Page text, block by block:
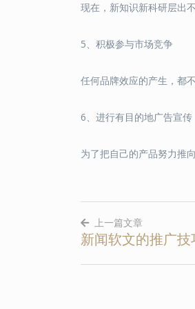
现在，新知识新科研层出
5、积极参与市场竞争
任何品牌效应的产生，都
6、进行有目的地广告宣传
为了把自己的产品努力推
文
章
上一篇文章
新闻软文的推广技